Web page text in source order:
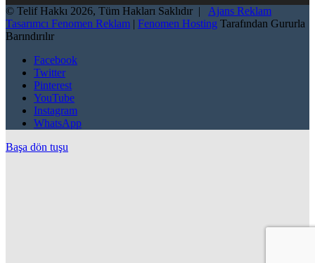
© Telif Hakkı 2026, Tüm Hakları Saklıdır | Ajans Reklam
Tasarımcı Fenomen Reklam | Fenomen Hosting Tarafından Gururla
Barındırılır
Facebook
Twitter
Pinterest
YouTube
Instagram
WhatsApp
Başa dön tuşu